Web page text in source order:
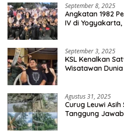
September 8, 2025
Angkatan 1982
IV di Yogyakarta,
September 3, 2025
KSL Kenalkan
Wisatawan
Agustus 31, 2025
Curug Leuwi
Tanggung